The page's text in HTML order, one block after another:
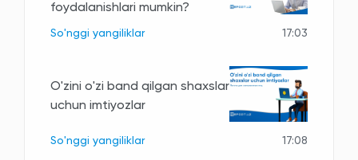
foydalanishlari mumkin?
So'nggi yangiliklar 17:03
O'zini o'zi band qilgan shaxslar
uchun imtiyozlar
So'nggi yangiliklar 17:08